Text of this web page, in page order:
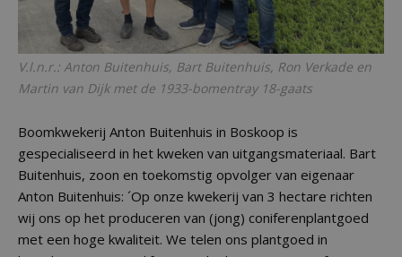
V.l.n.r.: Anton Buitenhuis, Bart Buitenhuis, Ron Verkade en
Martin van Dijk met de 1933-bomentray 18-gaats
Boomkwekerij Anton Buitenhuis in Boskoop is
gespecialiseerd in het kweken van uitgangsmateriaal. Bart
Buitenhuis, zoon en toekomstig opvolger van eigenaar
Anton Buitenhuis: ´Op onze kwekerij van 3 hectare richten
wij ons op het produceren van (jong) coniferenplantgoed
met een hoge kwaliteit. We telen ons plantgoed in